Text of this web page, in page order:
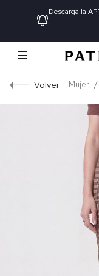
Descarga la
Volver Mujer